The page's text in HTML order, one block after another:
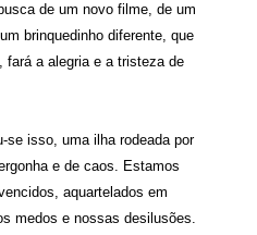
de um novo filme, de um
brinquedinho diferente, que
a alegria e a tristeza de
se isso, uma ilha rodeada por
e de caos. Estamos
aquartelados em
medos e nossas desilusões.